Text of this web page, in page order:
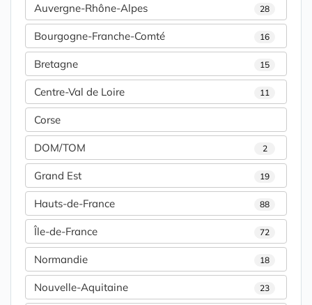
Auvergne-Rhône-Alpes 28
Bourgogne-Franche-Comté 16
Bretagne 15
Centre-Val de Loire 11
Corse
DOM/TOM 2
Grand Est 19
Hauts-de-France 88
Île-de-France 72
Normandie 18
Nouvelle-Aquitaine 23